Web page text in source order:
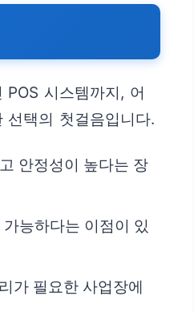
시스템까지, 어
택의 첫걸음입니다.
안정성이 높다는 장
능하다는 이점이 있
가 필요한 사업장에